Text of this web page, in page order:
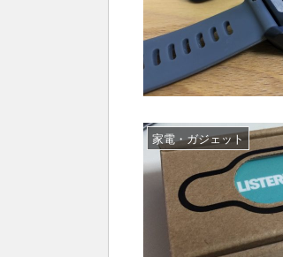
家電・ガジェット